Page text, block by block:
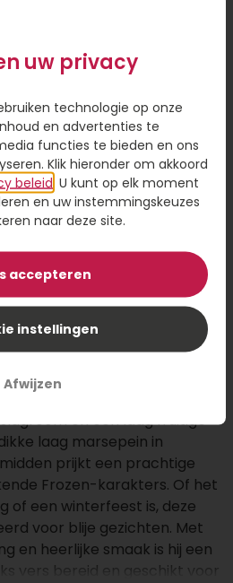
jouw persoonlijke tekst
1,95
maken
tot leven met deze
en een laag fruitige
laag marsepein in
prijkt een prachtige
Frozen-karakters. Of het
of een winterfeest is, deze
voor blije gezichten. Met
en heerlijke smaak is hij een
vers bereid en geschikt voor
uw privacy
technologie op onze
en advertenties te
functies te bieden en ons
Klik hieronder om akkoord
beleid . U kunt op elk moment
en uw instemmingskeuzes
naar deze site.
accepteren
instellingen
Afwijzen